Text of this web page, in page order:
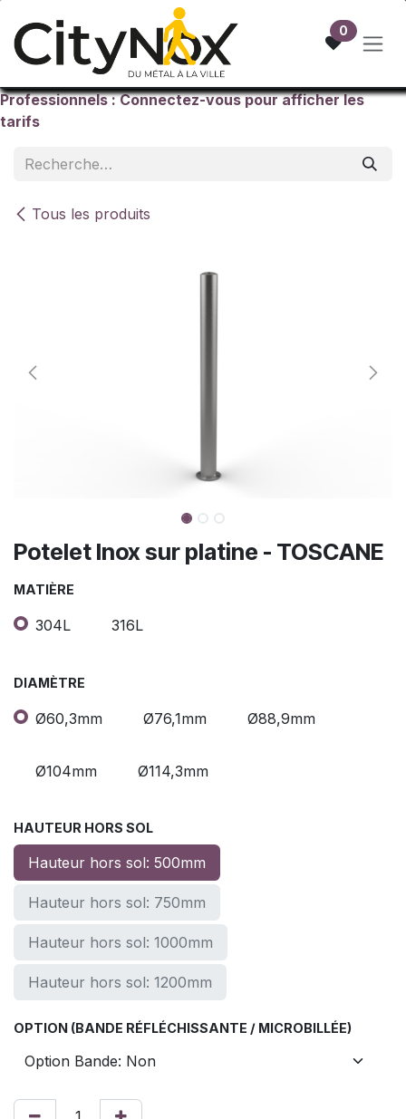
0
Professionnels : Connectez-vous pour afficher les
tarifs
Tous les produits
Potelet Inox sur platine - TOSCANE
MATIÈRE
304L 316L
DIAMÈTRE
Ø60,3mm Ø76,1mm Ø88,9mm
Ø104mm Ø114,3mm
HAUTEUR HORS SOL
Hauteur hors sol: 500mm
Hauteur hors sol: 750mm
Hauteur hors sol: 1000mm
Hauteur hors sol: 1200mm
OPTION (BANDE RÉFLÉCHISSANTE / MICROBILLÉE)